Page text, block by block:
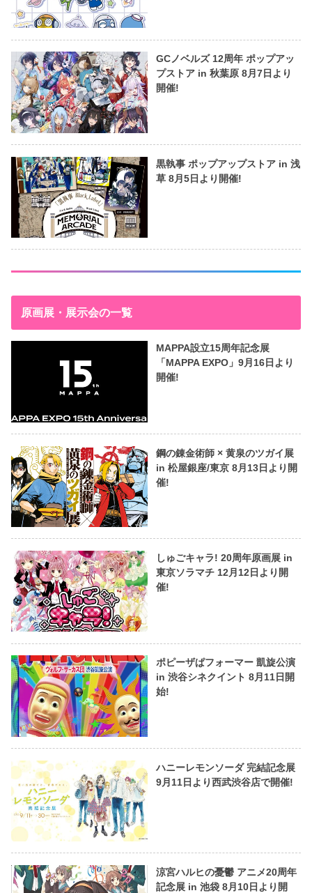
GCノベルズ 12周年 ポップアッ
プストア in 秋葉原 8月7日より
開催!
黒執事 ポップアップストア in 浅
草 8月5日より開催!
原画展・展示会の一覧
MAPPA設立15周年記念展
「MAPPA EXPO」9月16日より
開催!
鋼の錬金術師 × 黄泉のツガイ展
in 松屋銀座/東京 8月13日より開
催!
しゅごキャラ! 20周年原画展 in
東京ソラマチ 12月12日より開
催!
ポピーザぱフォーマー 凱旋公演
in 渋谷シネクイント 8月11日開
始!
ハニーレモンソーダ 完結記念展
9月11日より西武渋谷店で開催!
涼宮ハルヒの憂鬱 アニメ20周年
記念展 in 池袋 8月10日より開